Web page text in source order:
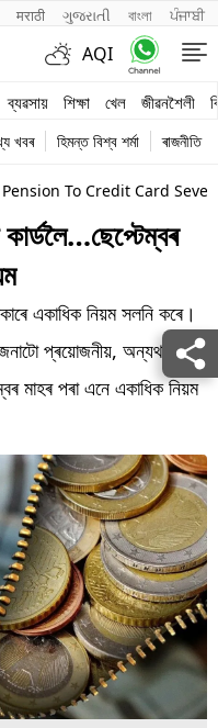
मराठी ગુજરાતી বাংলা ਪੰਜਾਬੀ
AQI
ব্যৱসায় শিক্ষা খেল জীৱনশৈলী
খবৰ হিমন্ত বিশ্ব শৰ্মা ৰাজনীতি
To Credit Card
কাৰ্ডলৈ…ছেপ্টেম্বৰ
একাধিক নিয়ম সলনি কৰে।
প্ৰয়োজনীয়, অন্যথা
মাহৰ পৰা এনে একাধিক নিয়ম